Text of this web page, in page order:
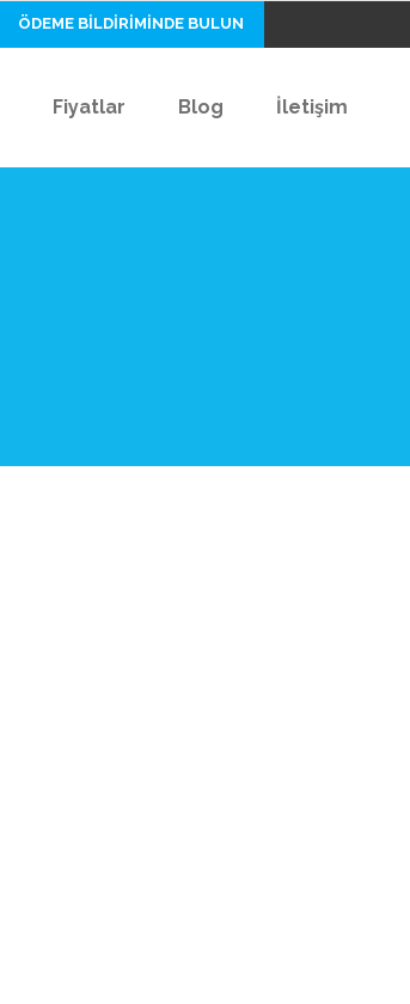
ÖDEME BİLDİRİMİNDE BULUN
Fiyatlar Blog İletişim